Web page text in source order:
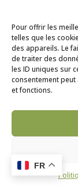
Pour offrir les
telles que les
des appareils. Le
de traiter des
les ID uniques sur
consentement
et fonctions.
Labels
Méthodes
©
Données
L'abus d'alcool
FR